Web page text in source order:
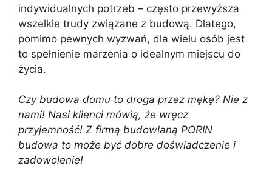
indywidualnych potrzeb – często przewyższa
wszelkie trudy związane z budową. Dlatego,
pomimo pewnych wyzwań, dla wielu osób jest
to spełnienie marzenia o idealnym miejscu do
życia.
Czy budowa domu to droga przez mękę? Nie z
nami! Nasi klienci mówią, że wręcz
przyjemność! Z firmą budowlaną PORIN
budowa to może być dobre doświadczenie i
zadowolenie!